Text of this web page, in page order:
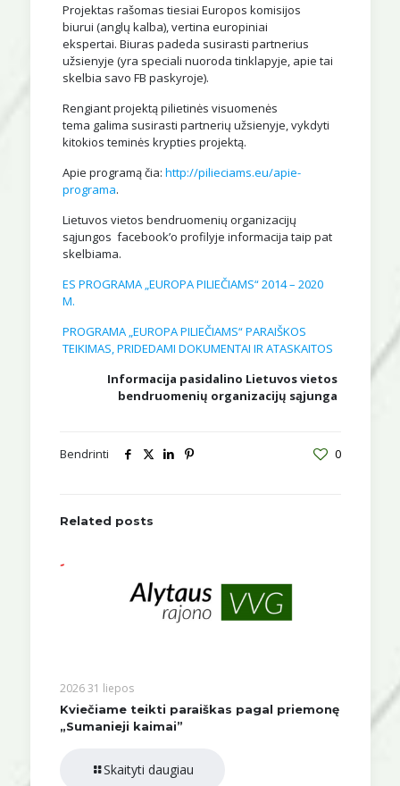
Projektas rašomas tiesiai Europos komisijos
biurui (anglų kalba), vertina europiniai
ekspertai. Biuras padeda susirasti partnerius
užsienyje (yra speciali nuoroda tinklapyje, apie tai
skelbia savo FB paskyroje).
Rengiant projektą pilietinės visuomenės
tema galima susirasti partnerių užsienyje, vykdyti
kitokios teminės krypties projektą.
Apie programą čia: http://pilieciams.eu/apie-
programa.
Lietuvos vietos bendruomenių organizacijų
sąjungos facebook’o profilyje informacija taip pat
skelbiama.
ES PROGRAMA „EUROPA PILIEČIAMS“ 2014 – 2020
M.
PROGRAMA „EUROPA PILIEČIAMS“ PARAIŠKOS
TEIKIMAS, PRIDEDAMI DOKUMENTAI IR ATASKAITOS
Informacija pasidalino Lietuvos vietos
bendruomenių organizacijų sąjunga
Bendrinti 0
Related posts
2026 31 liepos
Kviečiame teikti paraiškas pagal priemonę
„Sumanieji kaimai”
Skaityti daugiau